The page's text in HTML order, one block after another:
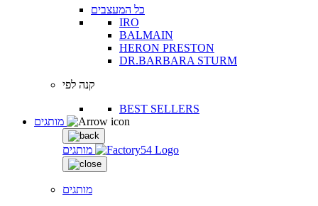
כל המעצבים
IRO
BALMAIN
HERON PRESTON
DR.BARBARA STURM
קנה לפי
BEST SELLERS
מותגים
מותגים